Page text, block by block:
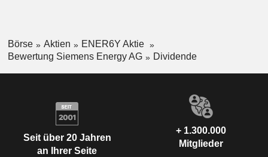
Börse Aktien
ENER6Y Aktie
Bewertung Siemens Energy AG
Dividende
Seit über 20 Jahren
an Ihrer Seite
+ 1.300.000
Mitglieder